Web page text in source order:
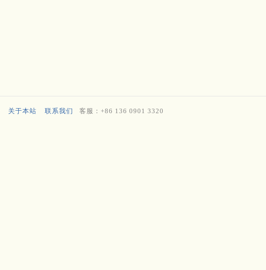
关于本站 联系我们 客服：+86 136 0901 3320